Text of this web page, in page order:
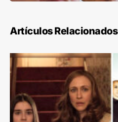
Artículos Relacionados